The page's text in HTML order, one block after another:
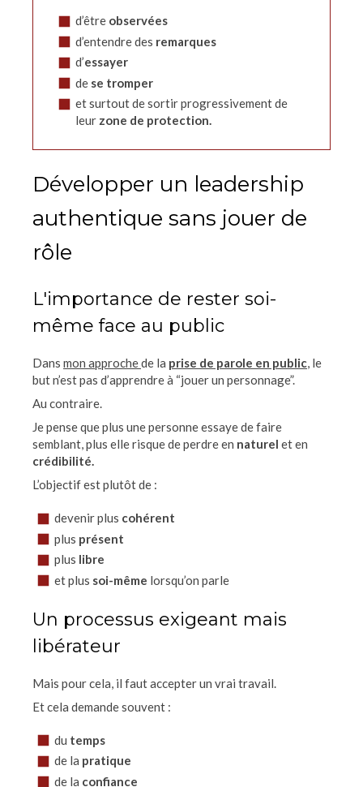
d’être observées
d’entendre des remarques
d’essayer
de se tromper
et surtout de sortir progressivement de
leur zone de protection.
Développer un leadership
authentique sans jouer de
rôle
L'importance de rester soi-
même face au public
Dans mon approchede la prise de parole en public, le
but n’est pas d’apprendre à “jouer un personnage”.
Au contraire.
Je pense que plus une personne essaye de faire
semblant, plus elle risque de perdre en naturel et en
crédibilité.
L’objectif est plutôt de :
devenir plus cohérent
plus présent
plus libre
et plus soi-même lorsqu’on parle
Un processus exigeant mais
libérateur
Mais pour cela, il faut accepter un vrai travail.
Et cela demande souvent :
du temps
de la pratique
de la confiance